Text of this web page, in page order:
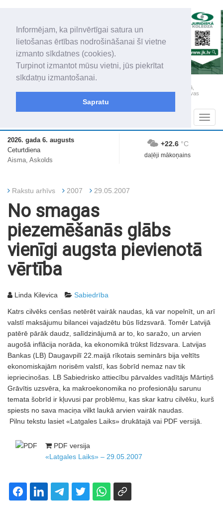
Informējam, ka pilnvērtīgai satura un
lietošanas ērtības nodrošināšanai šī vietne
izmanto sīkdatnes (cookies).
Turpinot izmantot mūsu vietni, jūs piekrītat
sīkdatņu izmantošanai.
Sapratu
„Latgales Laiks” iznāk latviešu un krievu valodās visā Dienvidlatgalē un Sēlijā,
„Latgales Laiks” latviešu valodā aptver Daugavpils valstspilsētu, Augšdaugavas
novadu un apkārtējos novadus un pilsētas.
2026. gada 6. augusts
Ceturtdiena
Aisma, Askolds
+22.6 °C
daļēji mākoņains
Rakstu arhīvs 2007 29.05.2007
No smagas
piezemēšanās glābs
vienīgi augsta pievienotā
vērtība
Linda Kilevica Sabiedrība
Katrs cilvēks cenšas netērēt vairāk naudas, kā var nopelnīt, un arī
valstī maksājumu bilancei vajadzētu būs līdzsvarā. Tomēr Latvijā
patērē pārāk daudz, salīdzinājumā ar to, ko saražo, un arvien
augošā inflācija norāda, ka ekonomikā trūkst līdzsvara. Latvijas
Bankas (LB) Daugavpilī 22.maijā rīkotais seminārs bija veltīts
ekonomiskajām norisēm valstī, kas šobrīd nemaz nav tik
iepriecinošas. LB Sabiedrisko attiecību pārvaldes vadītājs Mārtiņš
Grāvītis uzsvēra, ka makroekonomika no profesionāļu sarunu
temata šobrīd ir kļuvusi par problēmu, kas skar katru cilvēku, kurš
spiests no sava maciņa vilkt laukā arvien vairāk naudas.
Pilnu tekstu lasiet «Latgales Laiks» drukātajā vai PDF versijā.
PDF versija
«Latgales Laiks» – 29.05.2007